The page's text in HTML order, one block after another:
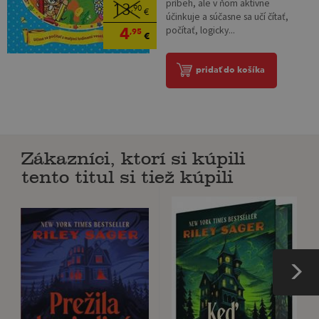
13,90€
4,95€
príbeh, ale v ňom aktívne
účinkuje a súčasne sa učí čítať,
počítať, logicky...
pridať do košíka
Zákazníci, ktorí si kúpili
tento titul si tiež kúpili